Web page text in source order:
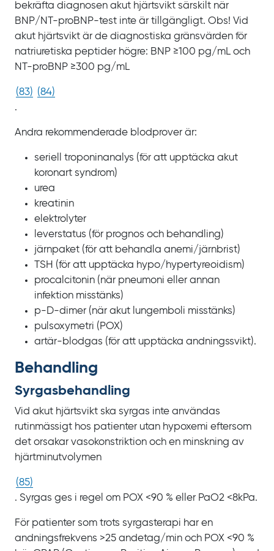
bekräfta diagnosen akut hjärtsvikt särskilt när
BNP/NT‍-‍proBNP-test inte är tillgängligt. Obs! Vid
akut hjärtsvikt är de diagnostiska gränsvärden för
natriuretiska peptider högre: BNP ≥100 pg/mL och
NT‍-‍proBNP ≥300 pg/mL
(83) (84)
.
Andra rekommenderade blodprover är:
seriell troponinanalys (för att upptäcka akut
koronart syndrom)
urea
kreatinin
elektrolyter
leverstatus (för prognos och behandling)
järnpaket (för att behandla anemi/‌järnbrist)
TSH (för att upptäcka hypo/‍hypertyreoidism)
procalcitonin (när pneumoni eller annan
infektion misstänks)
p-D-dimer (när akut lungemboli misstänks)
pulsoxymetri (POX)
artär-blodgas (för att upptäcka andningssvikt).
Behandling
Syrgasbehandling
Vid akut hjärtsvikt ska syrgas inte användas
rutinmässigt hos patienter utan hypoxemi eftersom
det orsakar vasokonstriktion och en minskning av
hjärtminutvolymen
(85)
. Syrgas ges i regel om POX <90 % eller PaO2 <8kPa.
För patienter som trots syrgasterapi har en
andningsfrekvens >25 andetag/min och POX <90 %